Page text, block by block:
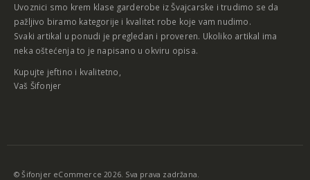
Uvoznici smo krem klase garderobe iz Švajcarske i trudimo se da
pažljivo biramo kategorije i kvalitet robe koje vam nudimo.
Svaki artikal u ponudi je pregledan i proveren. Ukoliko artikal ima
neka oštećenja to je napisano u okviru opisa.
Kupujte jeftino i kvalitetno,
Vaš Šifonjer
© Šifonjer eCommerce 2026. Sva prava zadržana.